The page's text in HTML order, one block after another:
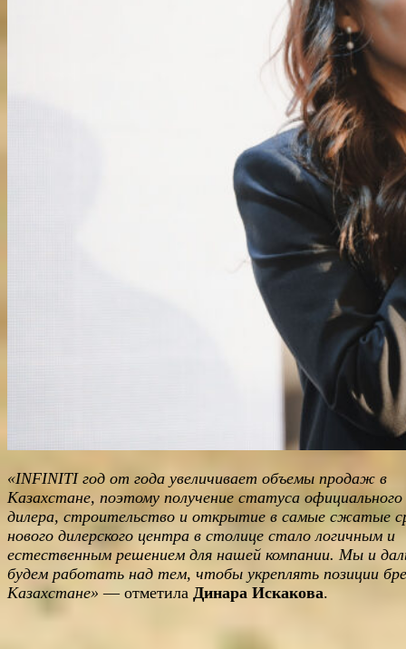
«INFINITIгод от года увеличивает объемы продаж в
Казахстане, поэтому получение статуса официального
дилера, строительство и открытие в самые сжатые
нового дилерского центра в столице стало логичным и
естественным решением для нашей компании. Мы и
будем работать над тем, чтобы укреплять позиции
Казахстане» — отметила Динара Искакова.